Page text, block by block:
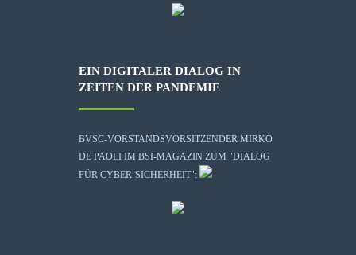
EIN DIGITALER DIALOG IN
ZEITEN DER PANDEMIE
BVSC-VORSTANDSVORSITZENDER MIRKO
DE PAOLI IM BSI-MAGAZIN ZUM "DIALOG
FÜR CYBER-SICHERHEIT":